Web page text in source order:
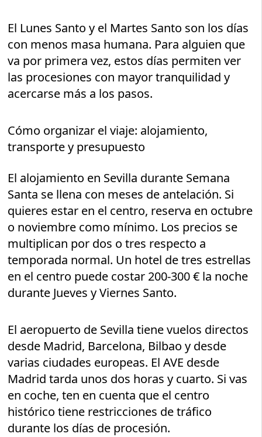
El Lunes Santo y el Martes Santo son los días
con menos masa humana. Para alguien que
va por primera vez, estos días permiten ver
las procesiones con mayor tranquilidad y
acercarse más a los pasos.
Cómo organizar el viaje: alojamiento,
transporte y presupuesto
El alojamiento en Sevilla durante Semana
Santa se llena con meses de antelación. Si
quieres estar en el centro, reserva en octubre
o noviembre como mínimo. Los precios se
multiplican por dos o tres respecto a
temporada normal. Un hotel de tres estrellas
en el centro puede costar 200-300 € la noche
durante Jueves y Viernes Santo.
El aeropuerto de Sevilla tiene vuelos directos
desde Madrid, Barcelona, Bilbao y desde
varias ciudades europeas. El AVE desde
Madrid tarda unos dos horas y cuarto. Si vas
en coche, ten en cuenta que el centro
histórico tiene restricciones de tráfico
durante los días de procesión.